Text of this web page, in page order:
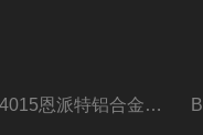
BM-4015恩派特铝合金屑压饼机 脱油效果好